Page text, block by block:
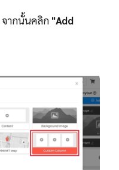
จากนั้นคลิก "Add